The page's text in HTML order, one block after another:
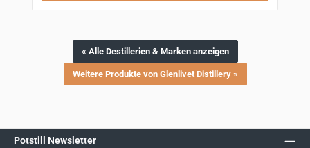
« Alle Destillerien & Marken anzeigen
Weitere Produkte von Glenlivet Distillery »
Potstill Newsletter